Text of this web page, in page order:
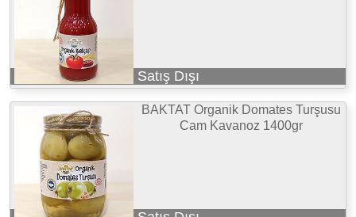
Satış Dışı
BAKTAT Organik Domates Turşusu
Cam Kavanoz 1400gr